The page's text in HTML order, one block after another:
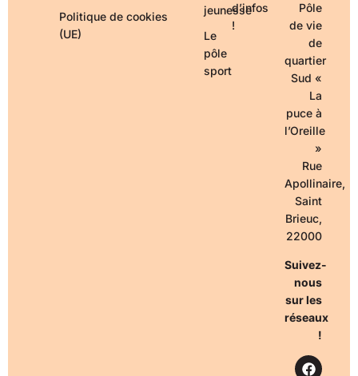
Politique de cookies
(UE)
jeunesse
Le
pôle
sport
d’infos
!
Pôle
de vie
de
quartier
Sud «
La
puce à
l’Oreille
»
Rue
Apollinaire,
Saint
Brieuc,
22000
Suivez-
nous
sur les
réseaux
!